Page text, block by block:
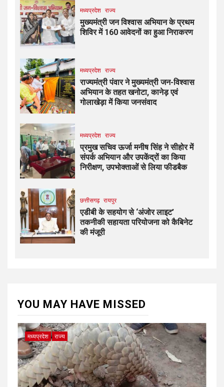
मध्यप्रदेश राज्य
मुख्यमंत्री जन विश्वास अभियान के प्रथम
शिविर में 160 आवेदनों का हुआ निराकरण
मध्यप्रदेश राज्य
राज्यमंत्री पंवार ने मुख्यमंत्री जन-विश्वास
अभियान के तहत खनोटा, कानेड़ एवं
गोलाखेड़ा में किया जनसंवाद
मध्यप्रदेश राज्य
प्रमुख सचिव ऊर्जा मनीष सिंह ने सीहोर में
संपर्क अभियान और उपकेंद्रों का किया
निरीक्षण, उपभोक्ताओं से लिया फीडबैक
छत्तीसगढ़ रायपुर
एडीबी के सहयोग से ‘अंजोर लाइट’
तकनीकी सहायता परियोजना को कैबिनेट
की मंजूरी
YOU MAY HAVE MISSED
मध्यप्रदेश राज्य